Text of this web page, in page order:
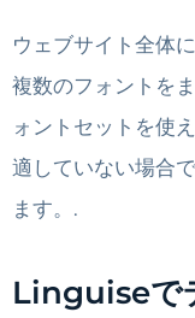
ウェブサイト全体
複数のフォントを
ォントセットを使
適していない場合
ます。.
Linguiseで